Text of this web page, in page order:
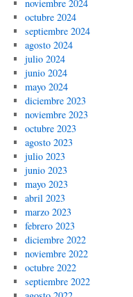
noviembre 2024
octubre 2024
septiembre 2024
agosto 2024
julio 2024
junio 2024
mayo 2024
diciembre 2023
noviembre 2023
octubre 2023
agosto 2023
julio 2023
junio 2023
mayo 2023
abril 2023
marzo 2023
febrero 2023
diciembre 2022
noviembre 2022
octubre 2022
septiembre 2022